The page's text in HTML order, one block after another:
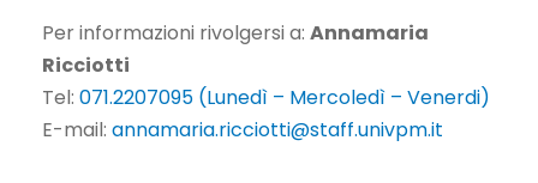
Per informazioni rivolgersi a: Annamaria
Ricciotti
Tel: 071.2207095 (Lunedì – Mercoledì – Venerdi)
E-mail: annamaria.ricciotti@staff.univpm.it